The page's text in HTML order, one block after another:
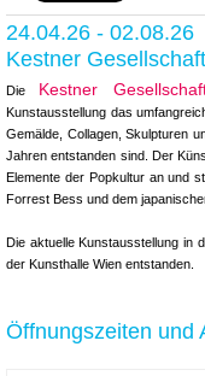
24.04.26 - 02.08.26
Kestner
Die Kestner
Kunstausstellung das
Gemälde, Collagen, Skulpturen
Jahren entstanden sind. Der
Elemente der Popkultur an und
Forrest Bess und dem
Die aktuelle Kunstausstellung in
der Kunsthalle Wien entstanden.
Öffnungszeiten und